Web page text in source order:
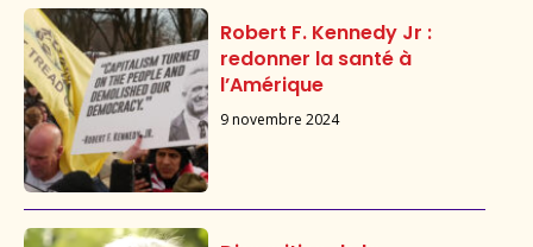
Robert F. Kennedy Jr :
redonner la santé à
l’Amérique
9 novembre 2024